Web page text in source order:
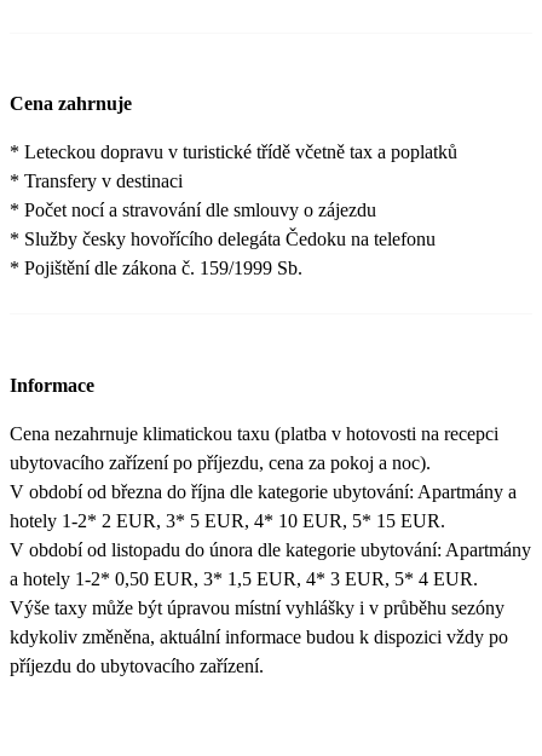
Cena zahrnuje
* Leteckou dopravu v turistické třídě včetně tax a poplatků
* Transfery v destinaci
* Počet nocí a stravování dle smlouvy o zájezdu
* Služby česky hovořícího delegáta Čedoku na telefonu
* Pojištění dle zákona č. 159/1999 Sb.
Informace
Cena nezahrnuje klimatickou taxu (platba v hotovosti na recepci
ubytovacího zařízení po příjezdu, cena za pokoj a noc).
V období od března do října dle kategorie ubytování: Apartmány a
hotely 1-2* 2 EUR, 3* 5 EUR, 4* 10 EUR, 5* 15 EUR.
V období od listopadu do února dle kategorie ubytování: Apartmány
a hotely 1-2* 0,50 EUR, 3* 1,5 EUR, 4* 3 EUR, 5* 4 EUR.
Výše taxy může být úpravou místní vyhlášky i v průběhu sezóny
kdykoliv změněna, aktuální informace budou k dispozici vždy po
příjezdu do ubytovacího zařízení.